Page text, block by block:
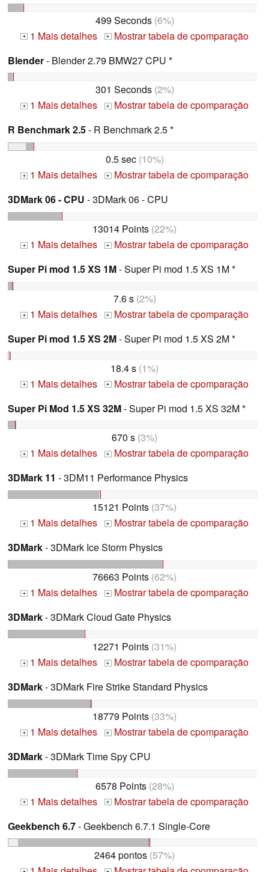
499 Seconds(6%)
+ 1 Mais detalhes + Mostrar tabela de cpomparação
Blender- Blender 2.79 BMW27 CPU *
301 Seconds(2%)
+ 1 Mais detalhes + Mostrar tabela de cpomparação
R Benchmark 2.5- R Benchmark 2.5 *
0.5 sec(10%)
+ 1 Mais detalhes + Mostrar tabela de cpomparação
3DMark 06 - CPU - 3DMark 06 - CPU
13014 Points (22%)
+ 1 Mais detalhes + Mostrar tabela de cpomparação
Super Pi mod 1.5 XS 1M- Super Pi mod 1.5 XS 1M *
7.6 s(2%)
+ 1 Mais detalhes + Mostrar tabela de cpomparação
Super Pi mod 1.5 XS 2M- Super Pi mod 1.5 XS 2M *
18.4 s (1%)
+ 1 Mais detalhes + Mostrar tabela de cpomparação
Super Pi Mod 1.5 XS 32M- Super Pi mod 1.5 XS 32M *
670 s (3%)
+ 1 Mais detalhes + Mostrar tabela de cpomparação
3DMark 11 - 3DM11 Performance Physics
15121 Points (37%)
+ 1 Mais detalhes + Mostrar tabela de cpomparação
3DMark- 3DMark Ice Storm Physics
76663 Points (62%)
+ 1 Mais detalhes + Mostrar tabela de cpomparação
3DMark- 3DMark Cloud Gate Physics
12271 Points (31%)
+ 1 Mais detalhes + Mostrar tabela de cpomparação
3DMark- 3DMark Fire Strike Standard Physics
18779 Points (33%)
+ 1 Mais detalhes + Mostrar tabela de cpomparação
3DMark- 3DMark Time Spy CPU
6578 Points(28%)
+ 1 Mais detalhes + Mostrar tabela de cpomparação
Geekbench 6.7- Geekbench 6.7.1 Single-Core
2464 pontos (57%)